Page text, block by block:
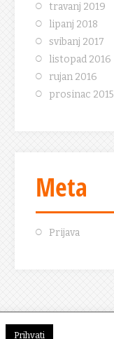
travanj 2019
lipanj 2018
svibanj 2017
listopad 2016
rujan 2016
prosinac 2015
Meta
Prijava
Prihvati